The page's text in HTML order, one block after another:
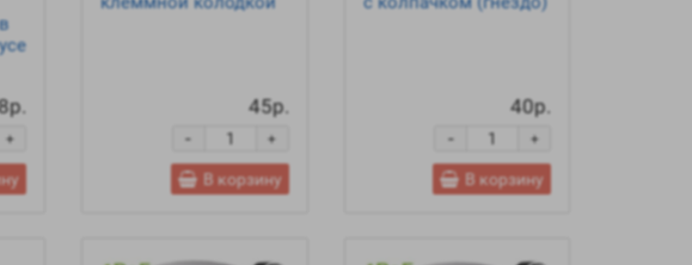
+
45р.
+
-
В корзину
40р.
+
-
В корзину